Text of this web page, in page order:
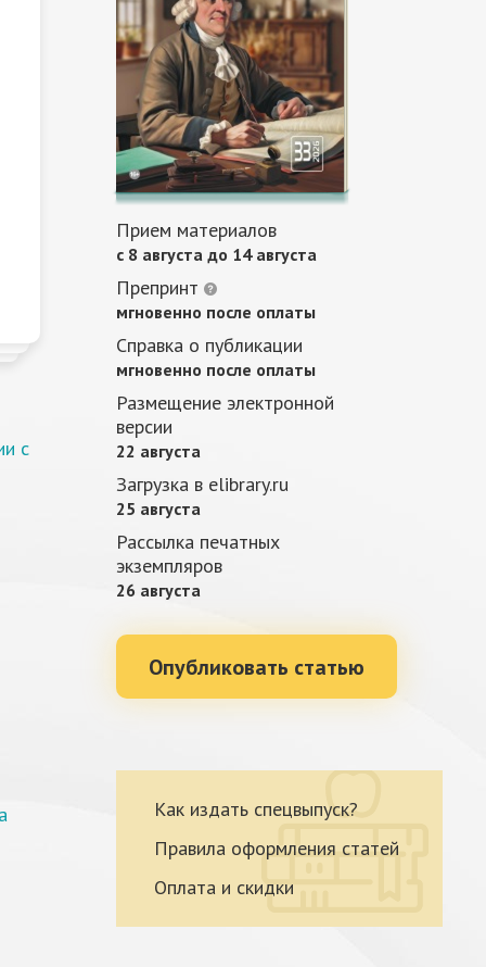
с
Прием материалов
c 8 августа до 14 августа
Препринт
мгновенно после оплаты
Справка о публикации
мгновенно после оплаты
Размещение электронной
версии
22 августа
Загрузка в elibrary.ru
25 августа
Рассылка печатных
экземпляров
26 августа
Опубликовать статью
Как издать спецвыпуск?
Правила оформления статей
Оплата и скидки